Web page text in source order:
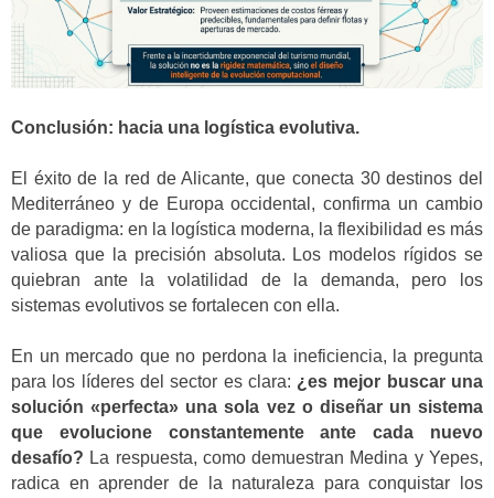
Conclusión: hacia una logística evolutiva.
El éxito de la red de Alicante, que conecta 30 destinos del
Mediterráneo y de Europa occidental, confirma un cambio
de paradigma: en la logística moderna, la flexibilidad es más
valiosa que la precisión absoluta. Los modelos rígidos se
quiebran ante la volatilidad de la demanda, pero los
sistemas evolutivos se fortalecen con ella.
En un mercado que no perdona la ineficiencia, la pregunta
para los líderes del sector es clara: ¿es mejor buscar una
solución «perfecta» una sola vez o diseñar un sistema
que evolucione constantemente ante cada nuevo
desafío? La respuesta, como demuestran Medina y Yepes,
radica en aprender de la naturaleza para conquistar los